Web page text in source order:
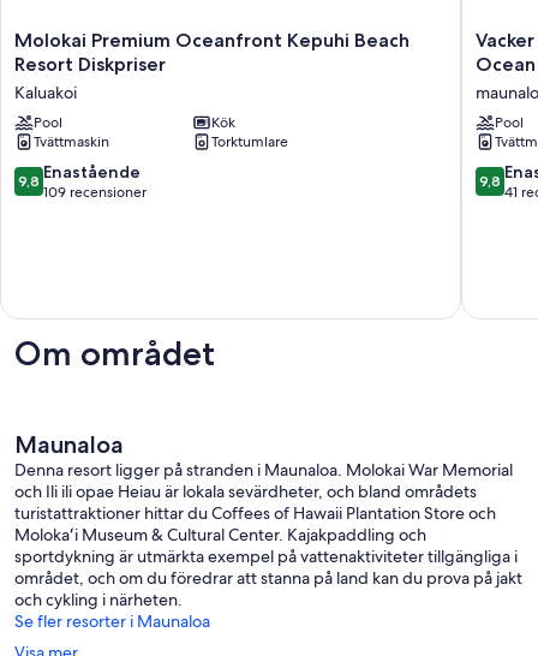
Molokai
Premium
Kepuhi
Beach
Resort
Diskpriser
Kaluakoi
Molokai Premium Oceanfront Kepuhi Beach
Resort Diskpriser
Kaluakoi
Pool
Kök
Tvättmaskin
Torktumlare
9.8
av
9,8 Enastående
109 recensioner
Vacker
Molokai.
1.
5
Bath
2:
a
Escape
Pool
9.8
av
9,8
41
Om området
Maunaloa
Denna resort ligger på stranden i Maunaloa. Molokai War Memorial
och Ili ili opae Heiau är lokala sevärdheter, och bland områdets
turistattraktioner hittar du Coffees of Hawaii Plantation Store och
Molokaʻi Museum & Cultural Center. Kajakpaddling och
sportdykning är utmärkta exempel på vattenaktiviteter tillgängliga i
området, och om du föredrar att stanna på land kan du prova på jakt
och cykling i närheten.
Se fler resorter i Maunaloa